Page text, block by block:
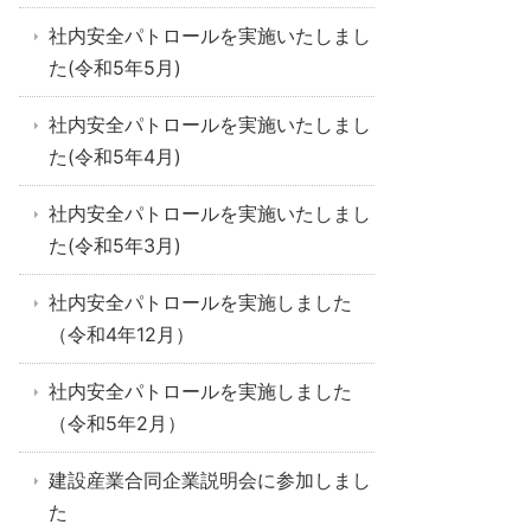
社内安全パトロールを実施いたしまし
た(令和5年5月)
社内安全パトロールを実施いたしまし
た(令和5年4月)
社内安全パトロールを実施いたしまし
た(令和5年3月)
社内安全パトロールを実施しました
（令和4年12月）
社内安全パトロールを実施しました
（令和5年2月）
建設産業合同企業説明会に参加しまし
た